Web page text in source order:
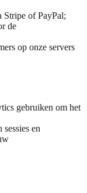
of PayPal;
de
op onze servers
gebruiken om het
en